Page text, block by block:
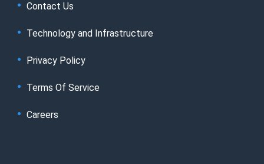
Contact Us
Technology and Infrastructure
Privacy Policy
Terms Of Service
Careers